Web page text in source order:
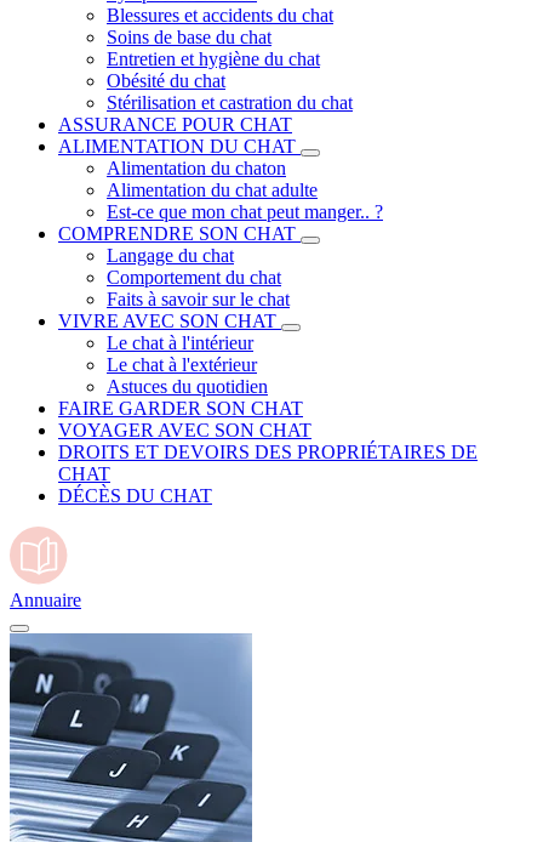
Blessures et accidents du chat
Soins de base du chat
Entretien et hygiène du chat
Obésité du chat
Stérilisation et castration du chat
ASSURANCE POUR CHAT
ALIMENTATION DU CHAT
Alimentation du chaton
Alimentation du chat adulte
Est-ce que mon chat peut manger.. ?
COMPRENDRE SON CHAT
Langage du chat
Comportement du chat
Faits à savoir sur le chat
VIVRE AVEC SON CHAT
Le chat à l'intérieur
Le chat à l'extérieur
Astuces du quotidien
FAIRE GARDER SON CHAT
VOYAGER AVEC SON CHAT
DROITS ET DEVOIRS DES PROPRIÉTAIRES DE
CHAT
DÉCÈS DU CHAT
Annuaire